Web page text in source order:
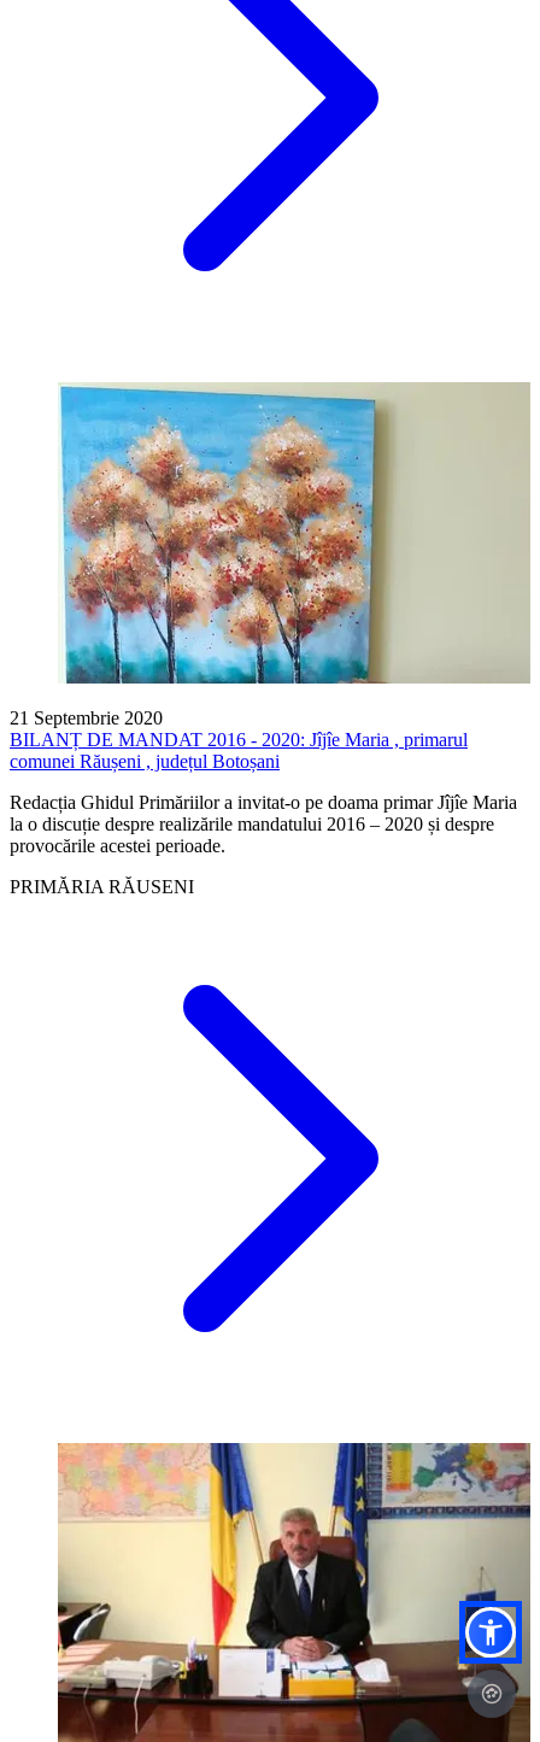
21 Septembrie 2020
BILANȚ DE MANDAT 2016 - 2020: Jîjîe Maria , primarul
comunei Răușeni , județul Botoșani
Redacția Ghidul Primăriilor a invitat-o pe doama primar Jîjîe Maria
la o discuție despre realizările mandatului 2016 – 2020 și despre
provocările acestei perioade.
PRIMĂRIA RĂUSENI